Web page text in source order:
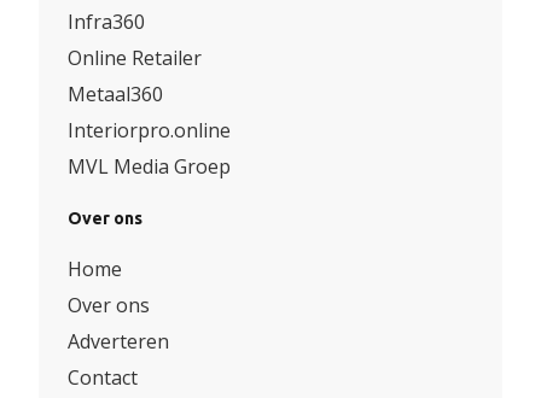
Infra360
Online Retailer
Metaal360
Interiorpro.online
MVL Media Groep
Over ons
Home
Over ons
Adverteren
Contact